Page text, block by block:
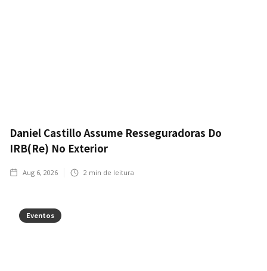
Daniel Castillo Assume Resseguradoras Do
IRB(Re) No Exterior
Aug 6, 2026 2 min de leitura
Eventos